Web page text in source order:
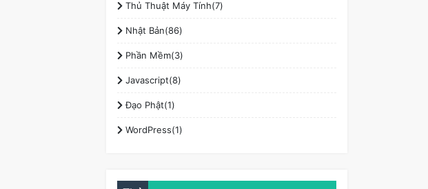
Thủ Thuật Máy Tính(7)
Nhật Bản(86)
Phần Mềm(3)
Javascript(8)
Đạo Phật(1)
WordPress(1)